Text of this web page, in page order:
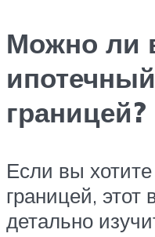
Можно ли
границей?
Если вы хотите
границей, этот
детально